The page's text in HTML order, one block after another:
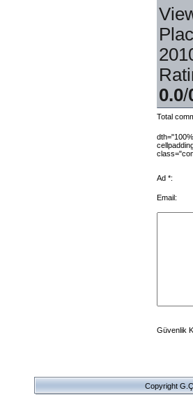
0.0/
Total
Ad *:
Email:
Güvenlik
Copyright